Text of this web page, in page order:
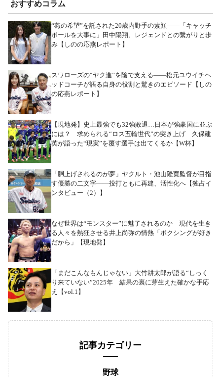
おすすめコラム
“燕の希望”を託された20歳内野手の素顔――「キャッチ
ボールを大事に」田中陽翔、レジェンドとの繋がりと歩
み【しのの応燕レポート】
スワローズの“ヤク進”を陰で支える――松元ユウイチヘ
ッドコーチが語る自身の役割と驚きのエピソード【しの
の応燕レポート】
【現地発】史上最強でも32強敗退…日本が強豪国に並ぶ
には？ 求められる“ロス五輪世代”の突き上げ 久保建
英が語った“現実”を覆す選手は出てくるか【W杯】
「胴上げされるのが夢」ヤクルト・池山隆寛監督が目指
す優勝の二文字――投打ともに再建、活性化へ【独占イ
ンタビュー（2）】
なぜ世界は“モンスター”に魅了されるのか 現代を生き
る人々を熱狂させる井上尚弥の情熱「ボクシングが好き
だから」【現地発】
「まだこんなもんじゃない」大竹耕太郎が語る“しっく
り来ていない”2025年 結果の裏に芽生えた確かな手応
え【vol.1】
記事カテゴリー
野球